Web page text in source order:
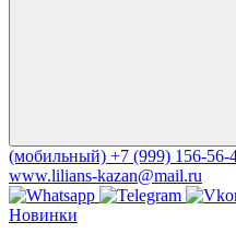
(мобильный) +7 (999) 156-56-
www.lilians-kazan@mail.ru
Новинки